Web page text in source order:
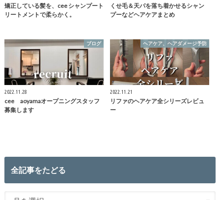
矯正している髪を、cee シャンプート
リートメントで柔らかく。
くせ毛＆天パを落ち着かせるシャン
プーなどヘアケアまとめ
ブログ
2022.11.28
cee aoyamaオープニングスタッフ
募集します
ヘアケア、ヘアダメージ予防
2022.11.21
リファのヘアケア全シリーズレビュ
ー
全記事をたどる